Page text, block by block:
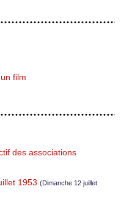
film
des associations
1953 (Dimanche 12 juillet